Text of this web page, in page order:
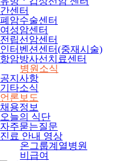
간센터
폐암수술센터
여성암센터
전립선암센터
인터벤션센터(중재시술)
항암방사선치료센터
병원소식
공지사항
기타소식
언론보도
채용정보
오늘의 식단
자주묻는질문
진료 안내 영상
온그룹계열병원
비급여